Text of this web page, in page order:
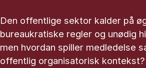
Den offentlige sektor kalder på
bureaukratiske regler og unødig
men hvordan spiller medledelse
offentlig organisatorisk